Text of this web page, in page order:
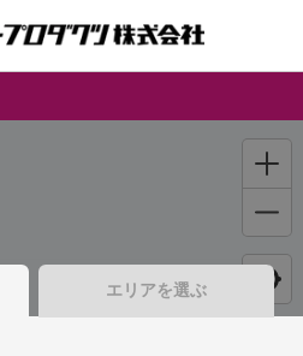
エリアを選ぶ